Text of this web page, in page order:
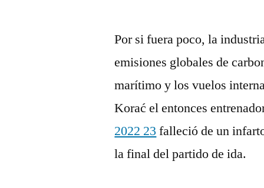
Por si fuera poco, la
emisiones globales de
marítimo y los vuelos
Korać el entonces
2022 23 falleció de un
la final del partido de ida.